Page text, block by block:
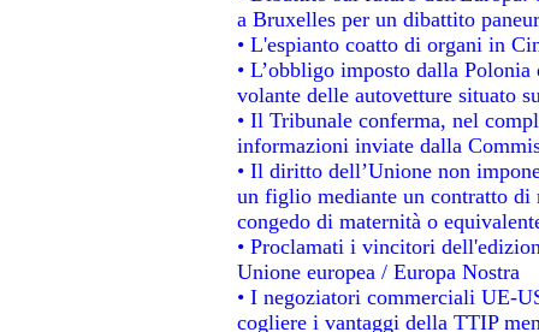
a Bruxelles per un dibattito
• L'espianto coatto di organi in
• L’obbligo imposto dalla
volante delle autovetture situato
• Il Tribunale conferma, nel
informazioni inviate dalla
• Il diritto dell’Unione non
un figlio mediante un contratto di
congedo di maternità o
• Proclamati i vincitori
Unione europea / Europa Nostra
• I negoziatori commerciali UE-
cogliere i vantaggi della TTIP